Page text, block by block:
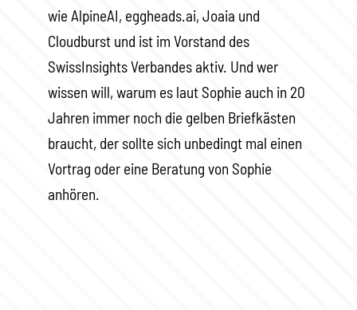
wie AlpineAI, eggheads.ai, Joaia und
Cloudburst und ist im Vorstand des
SwissInsights Verbandes aktiv. Und wer
wissen will, warum es laut Sophie auch in 20
Jahren immer noch die gelben Briefkästen
braucht, der sollte sich unbedingt mal einen
Vortrag oder eine Beratung von Sophie
anhören.